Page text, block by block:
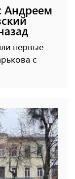
Андреем
первые
с